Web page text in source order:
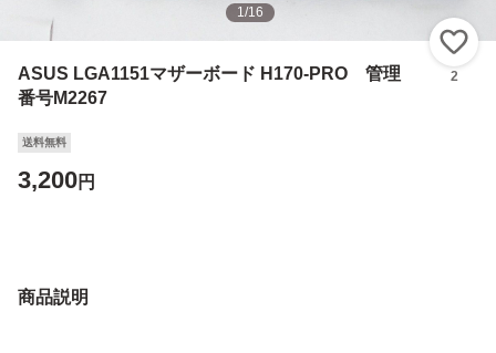
1/16
ASUS LGA1151マザーボード H170-PRO 管理
番号M2267
2
送料無料
3,200円
商品説明